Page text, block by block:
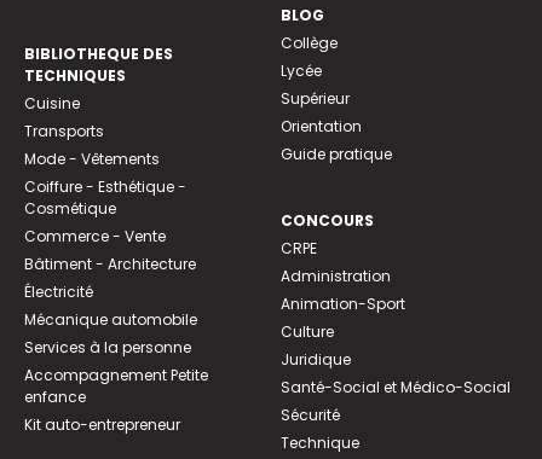
BIBLIOTHEQUE DES
TECHNIQUES
Cuisine
Transports
Mode - Vêtements
Coiffure - Esthétique -
Cosmétique
Commerce - Vente
Bâtiment - Architecture
Électricité
Mécanique automobile
Services à la personne
Accompagnement Petite
enfance
Kit auto-entrepreneur
BLOG
Collège
Lycée
Supérieur
Orientation
Guide pratique
CONCOURS
CRPE
Administration
Animation-Sport
Culture
Juridique
Santé-Social et Médico-Social
Sécurité
Technique